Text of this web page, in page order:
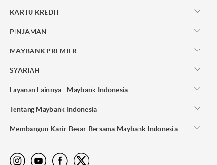
KARTU KREDIT
PINJAMAN
MAYBANK PREMIER
SYARIAH
Layanan Lainnya - Maybank Indonesia
Tentang Maybank Indonesia
Membangun Karir Besar Bersama Maybank Indonesia